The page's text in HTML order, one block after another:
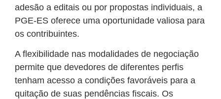
adesão a editais ou por propostas individuais, a
PGE-ES oferece uma oportunidade valiosa para
os contribuintes.
A flexibilidade nas modalidades de negociação
permite que devedores de diferentes perfis
tenham acesso a condições favoráveis para a
quitação de suas pendências fiscais. Os